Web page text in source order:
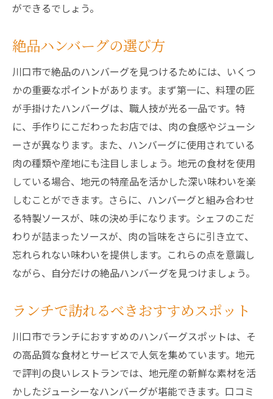
ができるでしょう。
絶品ハンバーグの選び方
川口市で絶品のハンバーグを見つけるためには、いくつ
かの重要なポイントがあります。まず第一に、料理の匠
が手掛けたハンバーグは、職人技が光る一品です。特
に、手作りにこだわったお店では、肉の食感やジューシ
ーさが異なります。また、ハンバーグに使用されている
肉の種類や産地にも注目しましょう。地元の食材を使用
している場合、地元の特産品を活かした深い味わいを楽
しむことができます。さらに、ハンバーグと組み合わせ
る特製ソースが、味の決め手になります。シェフのこだ
わりが詰まったソースが、肉の旨味をさらに引き立て、
忘れられない味わいを提供します。これらの点を意識し
ながら、自分だけの絶品ハンバーグを見つけましょう。
ランチで訪れるべきおすすめスポット
川口市でランチにおすすめのハンバーグスポットは、そ
の高品質な食材とサービスで人気を集めています。地元
で評判の良いレストランでは、地元産の新鮮な素材を活
かしたジューシーなハンバーグが堪能できます。口コミ